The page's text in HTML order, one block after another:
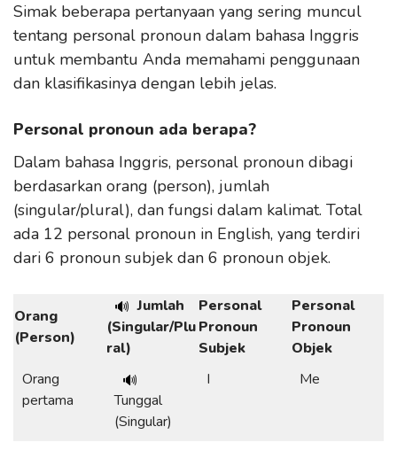
Simak beberapa pertanyaan yang sering muncul
tentang personal pronoun dalam bahasa Inggris
untuk membantu Anda memahami penggunaan
dan klasifikasinya dengan lebih jelas.
Personal pronoun ada berapa?
Dalam bahasa Inggris, personal pronoun dibagi
berdasarkan orang (person), jumlah
(singular/plural), dan fungsi dalam kalimat. Total
ada 12 personal pronoun in English, yang terdiri
dari 6 pronoun subjek dan 6 pronoun objek.
Orang
(Person)
🔊 Jumlah
(Singular/Plu
ral)
Personal
Pronoun
Subjek
Personal
Pronoun
Objek
Orang
pertama
🔊
Tunggal
(Singular)
I Me